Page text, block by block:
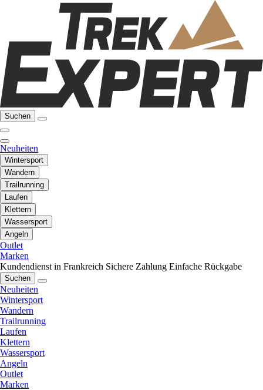
Suchen
Neuheiten
Wintersport
Wandern
Trailrunning
Laufen
Klettern
Wassersport
Angeln
Outlet
Marken
Kundendienst in Frankreich Sichere Zahlung Einfache Rückgabe
Suchen
Neuheiten
Wintersport
Wandern
Trailrunning
Laufen
Klettern
Wassersport
Angeln
Outlet
Marken